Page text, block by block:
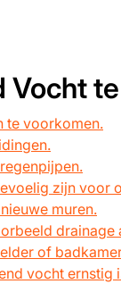
te voorkomen.
zijn voor
muren.
drainage
of
vocht ernstig